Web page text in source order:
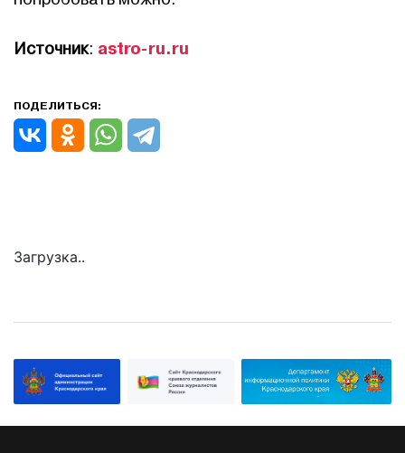
Источник: astro-ru.ru
ПОДЕЛИТЬСЯ:
Загрузка..